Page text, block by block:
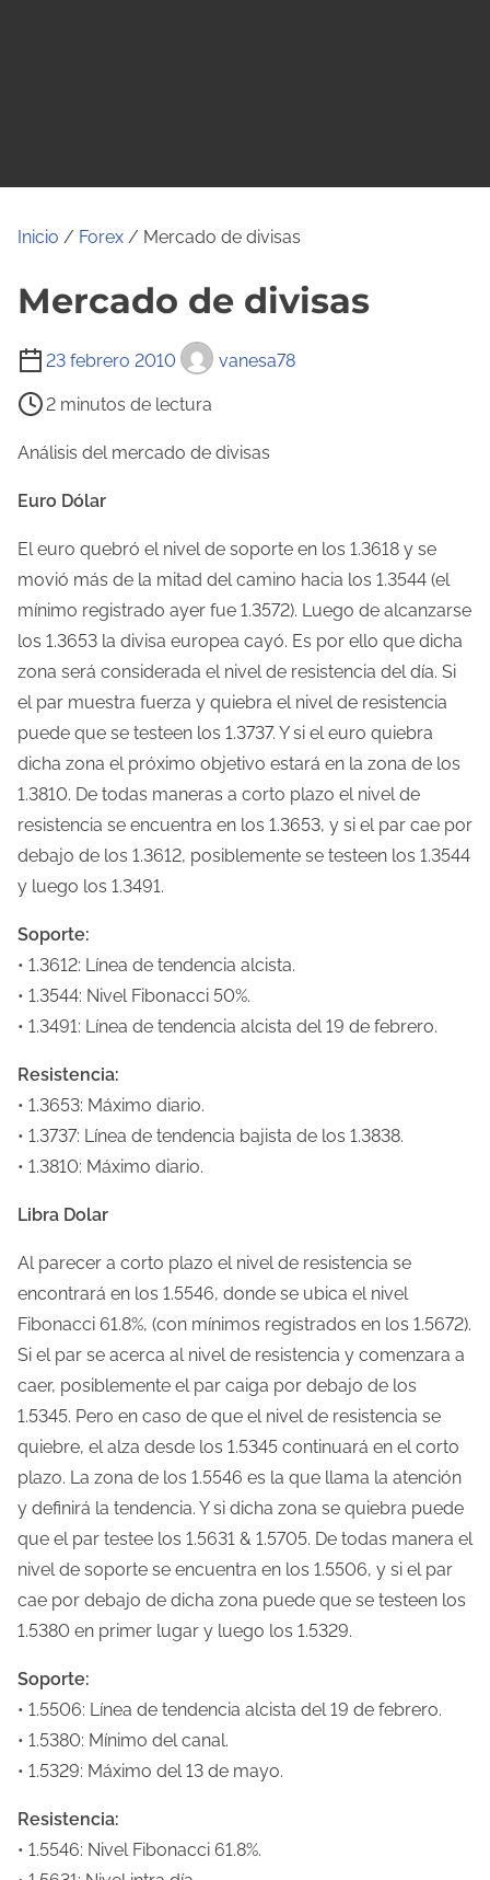
Inicio / Forex / Mercado de divisas
Mercado de divisas
23 febrero 2010 vanesa78
T
e
m
o
d
e
a
e
e
n
t
r
2 minutos de lectura
Análisis del mercado de divisas
Euro Dólar
El euro quebró el nivel de soporte en los 1.3618 y se
movió más de la mitad del camino hacia los 1.3544 (el
mínimo registrado ayer fue 1.3572). Luego de alcanzarse
los 1.3653 la divisa europea cayó. Es por ello que dicha
zona será considerada el nivel de resistencia del día. Si
el par muestra fuerza y quiebra el nivel de resistencia
puede que se testeen los 1.3737. Y si el euro quiebra
dicha zona el próximo objetivo estará en la zona de los
1.3810. De todas maneras a corto plazo el nivel de
resistencia se encuentra en los 1.3653, y si el par cae por
debajo de los 1.3612, posiblemente se testeen los 1.3544
y luego los 1.3491.
Soporte:
• 1.3612: Línea de tendencia alcista.
• 1.3544: Nivel Fibonacci 50%.
• 1.3491: Línea de tendencia alcista del 19 de febrero.
Resistencia:
• 1.3653: Máximo diario.
• 1.3737: Línea de tendencia bajista de los 1.3838.
• 1.3810: Máximo diario.
Libra Dolar
Al parecer a corto plazo el nivel de resistencia se
encontrará en los 1.5546, donde se ubica el nivel
Fibonacci 61.8%, (con mínimos registrados en los 1.5672).
Si el par se acerca al nivel de resistencia y comenzara a
caer, posiblemente el par caiga por debajo de los
1.5345. Pero en caso de que el nivel de resistencia se
quiebre, el alza desde los 1.5345 continuará en el corto
plazo. La zona de los 1.5546 es la que llama la atención
y definirá la tendencia. Y si dicha zona se quiebra puede
que el par testee los 1.5631 & 1.5705. De todas manera el
nivel de soporte se encuentra en los 1.5506, y si el par
cae por debajo de dicha zona puede que se testeen los
1.5380 en primer lugar y luego los 1.5329.
Soporte:
• 1.5506: Línea de tendencia alcista del 19 de febrero.
• 1.5380: Mínimo del canal.
• 1.5329: Máximo del 13 de mayo.
Resistencia:
• 1.5546: Nivel Fibonacci 61.8%.